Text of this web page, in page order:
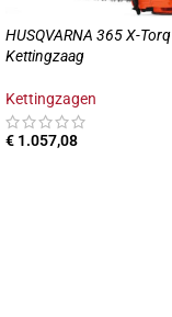
HUSQVARNA 365 X-Torq
Kettingzaag
Kettingzagen
€ 1.057,08